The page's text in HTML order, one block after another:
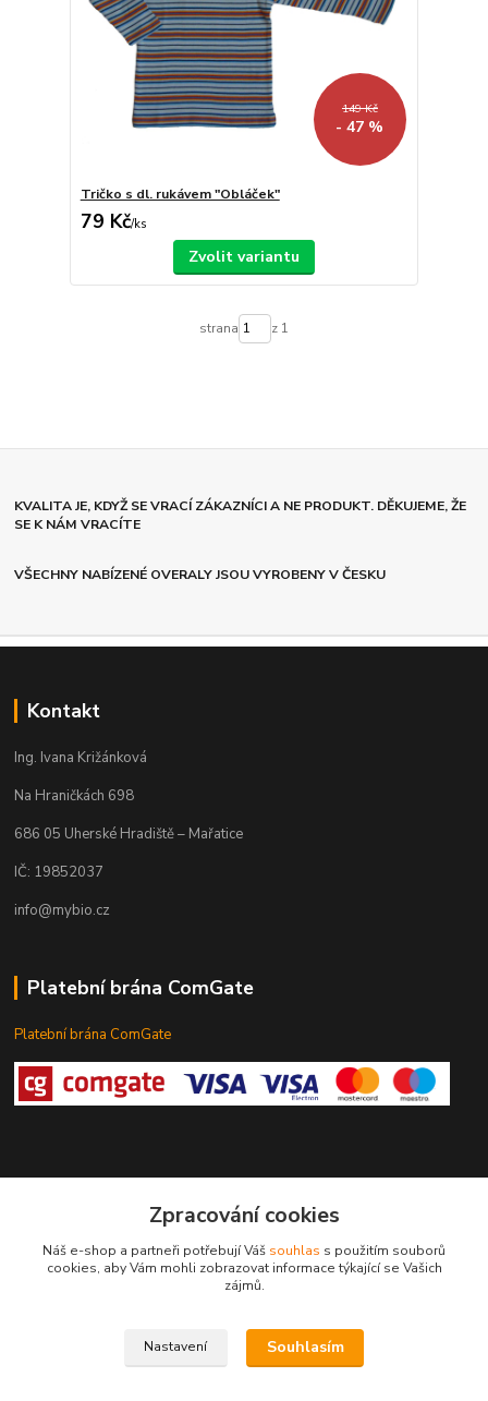
149 Kč
- 47 %
Tričko s dl. rukávem "Obláček"
79 Kč/ks
Zvolit variantu
strana z 1
KVALITA JE, KDYŽ SE VRACÍ ZÁKAZNÍCI A NE PRODUKT. DĚKUJEME, ŽE
SE K NÁM VRACÍTE
VŠECHNY NABÍZENÉ OVERALY JSOU VYROBENY V ČESKU
Kontakt
Ing. Ivana Križánková
Na Hraničkách 698
686 05 Uherské Hradiště – Mařatice
IČ: 19852037
info@mybio.cz
Platební brána ComGate
Platební brána ComGate
Ivana Križánková
Zpracování cookies
Náš e-shop a partneři potřebují Váš souhlas s použitím souborů
cookies, aby Vám mohli zobrazovat informace týkající se Vašich
zájmů.
Nastavení Souhlasím